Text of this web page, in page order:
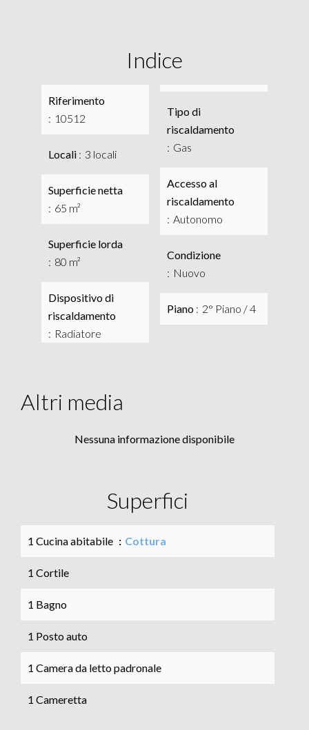
Indice
Riferimento
10512
Locali 3 locali
Superficie netta
65 m²
Superficie lorda
80 m²
Dispositivo di
riscaldamento
Radiatore
Tipo di
riscaldamento
Gas
Accesso al
riscaldamento
Autonomo
Condizione
Nuovo
Piano 2° Piano / 4
Altri media
Nessuna informazione disponibile
Superfici
1 Cucina abitabile Cottura
1 Cortile
1 Bagno
1 Posto auto
1 Camera da letto padronale
1 Cameretta